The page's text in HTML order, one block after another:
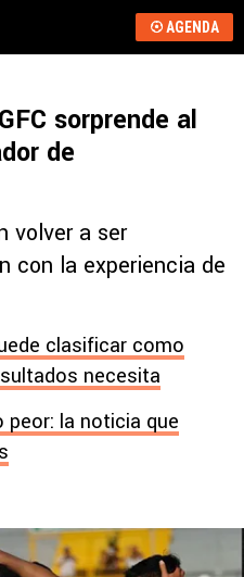
AGENDA
sorprende al
de
volver a ser
con la experiencia de
clasificar como
necesita
la noticia que